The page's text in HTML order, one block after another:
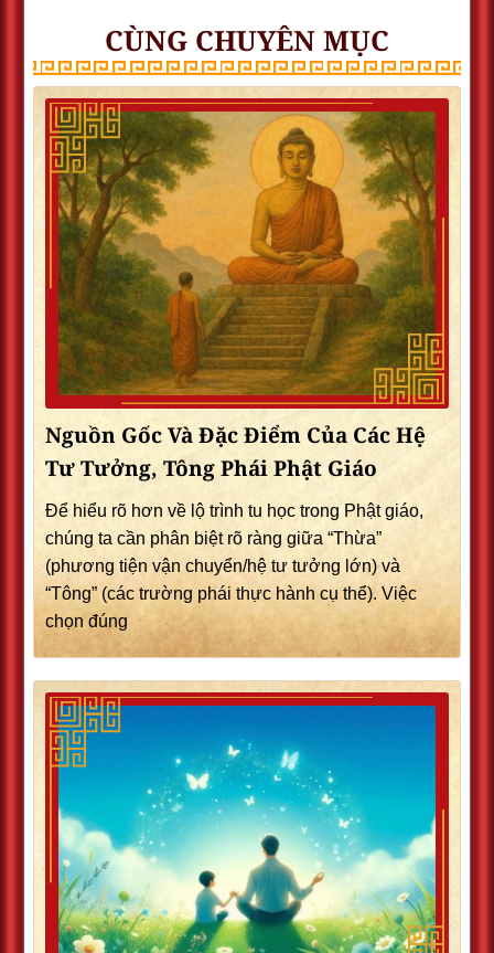
CÙNG CHUYÊN MỤC
Nguồn Gốc Và Đặc Điểm Của Các Hệ
Tư Tưởng, Tông Phái Phật Giáo
Để hiểu rõ hơn về lộ trình tu học trong Phật giáo,
chúng ta cần phân biệt rõ ràng giữa “Thừa”
(phương tiện vận chuyển/hệ tư tưởng lớn) và
“Tông” (các trường phái thực hành cụ thể). Việc
chọn đúng